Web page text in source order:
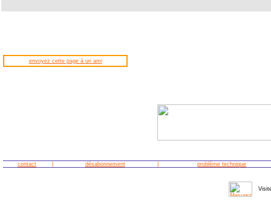
envoyez cette page à un ami
contact désabonnement problème technique